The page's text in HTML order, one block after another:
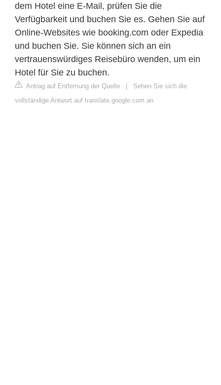
dem Hotel eine E-Mail, prüfen Sie die
Verfügbarkeit und buchen Sie es. Gehen Sie auf
Online-Websites wie booking.com oder Expedia
und buchen Sie. Sie können sich an ein
vertrauenswürdiges Reisebüro wenden, um ein
Hotel für Sie zu buchen.
Antrag auf Entfernung der Quelle | Sehen Sie sich die
vollständige Antwort auf translate.google.com an